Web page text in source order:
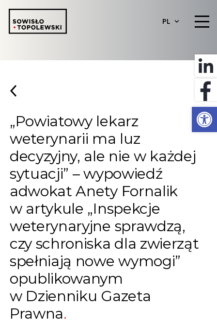
PL
„Powiatowy lekarz
weterynarii ma luz
decyzyjny, ale nie w każdej
sytuacji” – wypowiedź
adwokat Anety Fornalik
w artykule „Inspekcje
weterynaryjne sprawdzą,
czy schroniska dla zwierząt
spełniają nowe wymogi”
opublikowanym
w Dzienniku Gazeta
Prawna